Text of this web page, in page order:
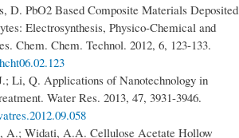
D. PbO2 Based Composite Materials Deposited
Electrosynthesis, Physico-Chemical and
Chem. Chem. Technol. 2012, 6, 123-133.
Li, Q. Applications of Nanotechnology in
Water Res. 2013, 47, 3931-3946.
A.; Widati, A.A. Cellulose Acetate Hollow